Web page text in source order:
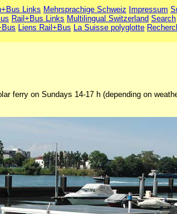
Links Mehrsprachige Schweiz Impressum
Rail+Bus Links Multilingual Switzerland Search
Liens Rail+Bus La Suisse polyglotte
ferry on Sundays 14-17 h (depending on